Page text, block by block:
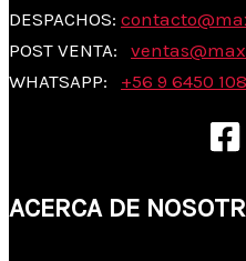
DESPACHOS:
POST VENTA: ventas@
WHATSAPP: +56 9 6450
ACERCA DE